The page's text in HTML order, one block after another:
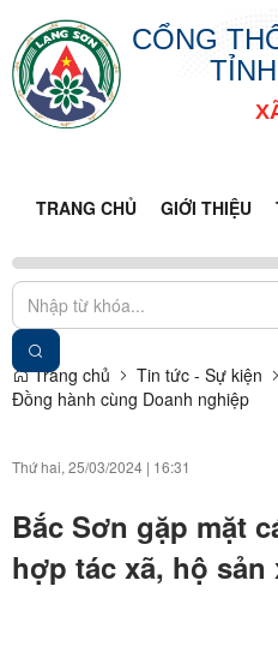
CỔNG
TRANG CHỦ GIỚI THIỆU
Trang chủ
Tin tức - Sự kiện
Đồng hành cùng Doanh nghiệp
Thứ hai, 25/03/2024 | 16:31
Bắc Sơn gặp mặt
hợp tác xã, hộ